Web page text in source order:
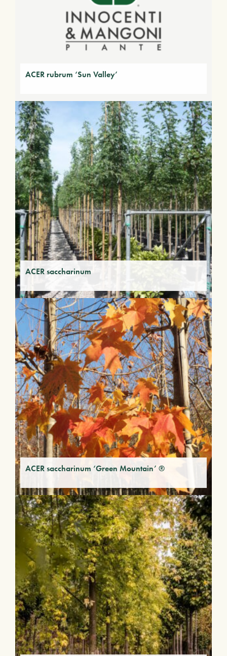
ACER rubrum ‘Sun Valley’
ACER saccharinum
ACER saccharinum ‘Green Mountain’ ®